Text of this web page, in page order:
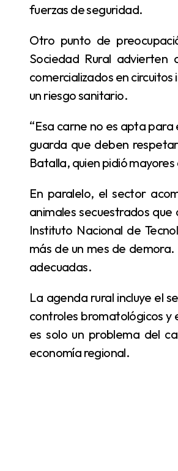
fuerzas de seguridad.
Otro punto de preocupación es la venta de carne sin controles bromatológicos. Desde la
Sociedad Rural advierten
comercializados en
un riesgo sanitario.
“Esa carne no es apta para el consumo humano. Los animales tienen tratamientos y períodos de
guarda que deben
Batalla, quien pidió
En paralelo, el sector acompaña a la Sociedad Rural de La Cruz en la situación de casi 200
animales secuestrados
Instituto Nacional de
más de un mes de
adecuadas.
La agenda rural incluye el seguimiento del concurso para la fiscalía especializada, el refuerzo de
controles bromatológicos y
es solo un problema del
economía regional.